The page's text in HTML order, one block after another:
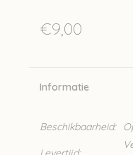
€9,00
Informatie
Beschikbaarheid: